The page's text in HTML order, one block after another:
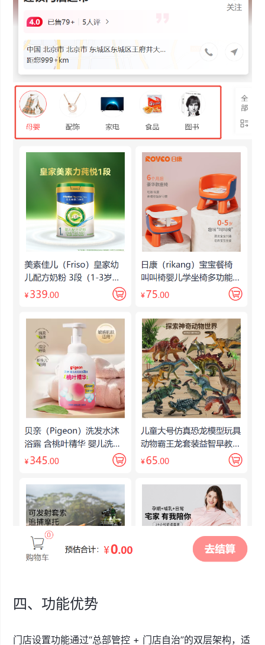
四、功能优势
门店设置功能通过“总部管控 + 门店自治”的双层架构，适